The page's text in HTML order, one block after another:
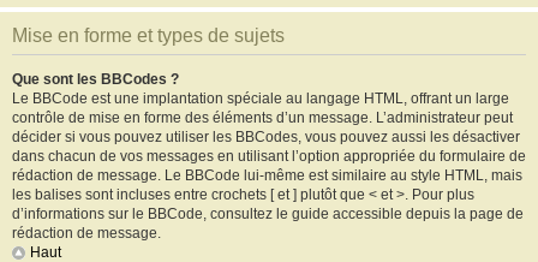
Mise en forme et types de sujets
Que sont les BBCodes ?
Le BBCode est une implantation spéciale au langage HTML, offrant un large
contrôle de mise en forme des éléments d’un message. L’administrateur peut
décider si vous pouvez utiliser les BBCodes, vous pouvez aussi les désactiver
dans chacun de vos messages en utilisant l’option appropriée du formulaire de
rédaction de message. Le BBCode lui-même est similaire au style HTML, mais
les balises sont incluses entre crochets [ et ] plutôt que < et >. Pour plus
d’informations sur le BBCode, consultez le guide accessible depuis la page de
rédaction de message.
Haut